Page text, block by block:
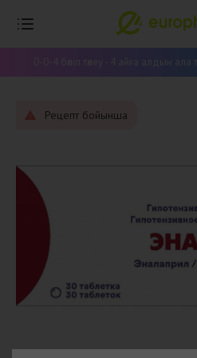
0-0-4 бөліп төлеу - 4 айға алдын
Рецепт бойынша